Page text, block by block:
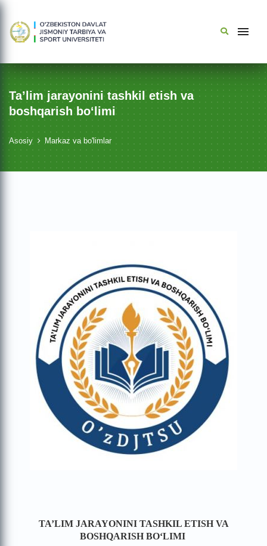
Ta’lim jarayonini tashkil etish va
boshqarish boʻlimi
Asosiy Markaz va bo'limlar
TA’LIM JARAYONINI TASHKIL ETISH VA
BOSHQARISH BO‘LIMI